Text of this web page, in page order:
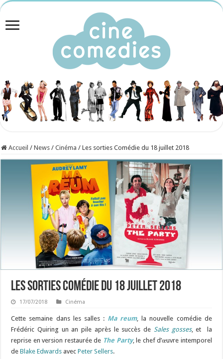
Accueil / News / Cinéma / Les sorties Comédie du 18 juillet 2018
Les sorties Comédie du 18 juillet 2018
17/07/2018 Cinéma
Cette semaine dans les salles : Ma reum, la nouvelle comédie de
Frédéric Quiring un an pile après le succès de Sales gosses, et la
reprise en version restaurée de The Party, le chef d’œuvre intemporel
deBlake Edwards avecPeter Sellers.